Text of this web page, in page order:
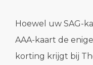
Hoewel uw SAG-
AAA-kaart de
korting krijgt bij